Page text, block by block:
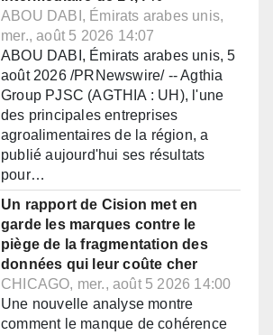
ABOU DABI, Émirats arabes unis,
mer., août 5 2026 14:07
ABOU DABI, Émirats arabes unis, 5
août 2026 /PRNewswire/ -- Agthia
Group PJSC (AGTHIA : UH), l'une
des principales entreprises
agroalimentaires de la région, a
publié aujourd'hui ses résultats
pour…
Un rapport de Cision met en
garde les marques contre le
piège de la fragmentation des
données qui leur coûte cher
CHICAGO, mer., août 5 2026 14:00
Une nouvelle analyse montre
comment le manque de cohérence